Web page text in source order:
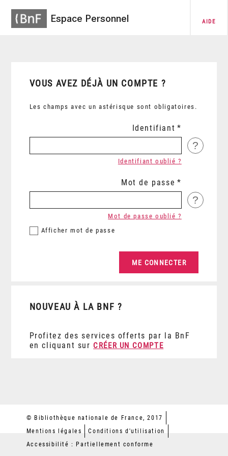
Espace Personnel AIDE
VOUS AVEZ DÉJÀ UN COMPTE ?
Les champs avec un astérisque sont obligatoires.
Identifiant
?
Identifiant oublié ?
Mot de passe
?
Afficher mot de passe
Mot de passe oublié ?
NOUVEAU À LA BNF ?
Profitez des services offerts par la BnF
en cliquant sur CRÉER UN COMPTE
© Bibliothèque nationale de France, 2017
Mentions légales
Conditions d'utilisation
Accessibilité : Partiellement conforme